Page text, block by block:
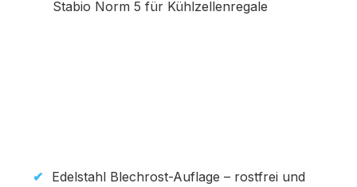
Edelstahl Blechrost-Auflage – rostfrei und